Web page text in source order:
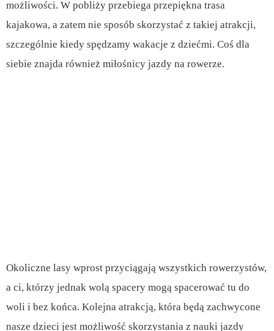
możliwości. W pobliży przebiega przepiękna trasa
kajakowa, a zatem nie sposób skorzystać z takiej atrakcji,
szczególnie kiedy spędzamy wakacje z dziećmi. Coś dla
siebie znajda również miłośnicy jazdy na rowerze.
Okoliczne lasy wprost przyciągają wszystkich rowerzystów,
a ci, którzy jednak wolą spacery mogą spacerować tu do
woli i bez końca. Kolejna atrakcją, która będą zachwycone
nasze dzieci jest możliwość skorzystania z nauki jazdy